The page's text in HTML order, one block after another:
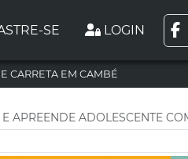
SE LOGIN
CARRETA EM CAMBÉ
APREENDE ADOLESCENTE